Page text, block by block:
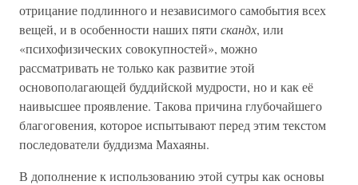
отрицание подлинного и независимого самобытия всех
вещей, и в особенности наших пяти скандх, или
«психофизических совокупностей», можно
рассматривать не только как развитие этой
основополагающей буддийской мудрости, но и как её
наивысшее проявление. Такова причина глубочайшего
благоговения, которое испытывают перед этим текстом
последователи буддизма Махаяны.
В дополнение к использованию этой сутры как основы